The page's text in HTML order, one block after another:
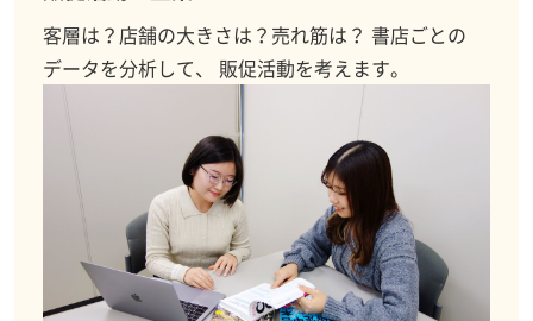
客層は？店舗の大きさは？売れ筋は？ 書店ごとの
データを分析して、 販促活動を考えます。